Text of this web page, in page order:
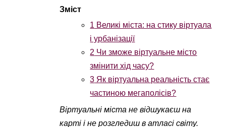
1 Великі міста: на стику віртуала
і урбанізації
2 Чи зможе віртуальне місто
змінити хід часу?
3 Як віртуальна реальність стає
частиною мегаполісів?
Віртуальні міста не відшукаєш на
карті і не розгледиш в атласі світу.